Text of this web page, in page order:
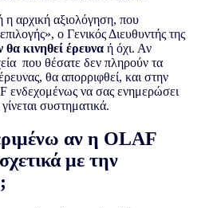
αρχική αξιολόγηση, που
ο Γενικός Διευθυντής της
θα κινηθεί έρευνα ή όχι. Αν
που θέσατε δεν πληρούν τα
θα απορριφθεί, και στην
ενδεχομένως να σας ενημερώσει
συστηματικά.
αν η OLAF
με την